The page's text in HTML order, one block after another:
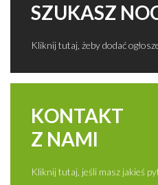
SZUKASZ
Kliknij tutaj, żeby dodać
KONTAKT
Z NAMI
Kliknij tutaj, jeśli masz jakieś